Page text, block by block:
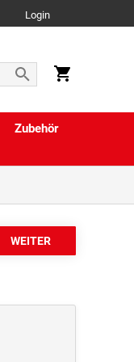
Login
Zubehör